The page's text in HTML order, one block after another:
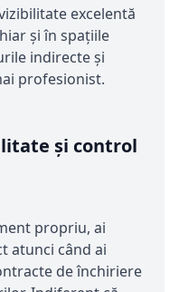
excelentă
și în spațiile
indirecte și
profesionist.
și control
propriu, ai
atunci când ai
de închiriere